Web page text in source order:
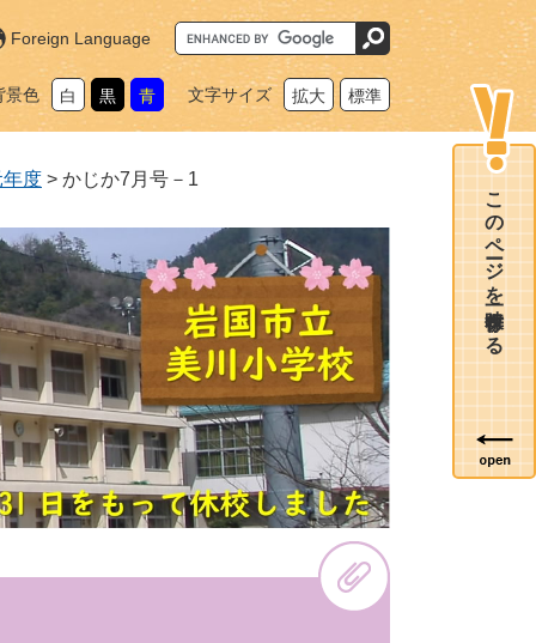
Foreign Language
G
o
o
カ
ム
景色 白 黒 青 文字サイズ 拡大 標準
度 > かじか7月号－1
このページを一時保存する